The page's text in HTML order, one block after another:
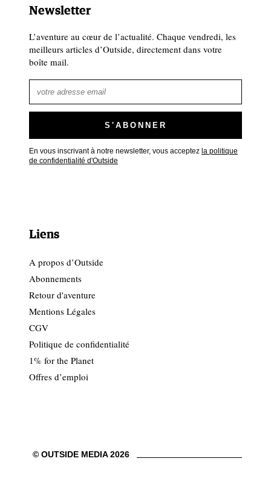
Newsletter
L’aventure au cœur de l’actualité. Chaque vendredi, les
meilleurs articles d’Outside, directement dans votre
boîte mail.
En vous inscrivant à notre newsletter, vous acceptez la politique
de confidentialité d'Outside
Liens
A propos d’Outside
Abonnements
Retour d'aventure
Mentions Légales
CGV
Politique de confidentialité
1% for the Planet
Offres d’emploi
© OUTSIDE MEDIA 2026